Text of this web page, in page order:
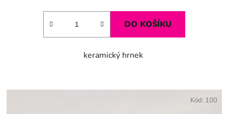
DO KOŠÍKU
keramický hrnek
Kód: 100